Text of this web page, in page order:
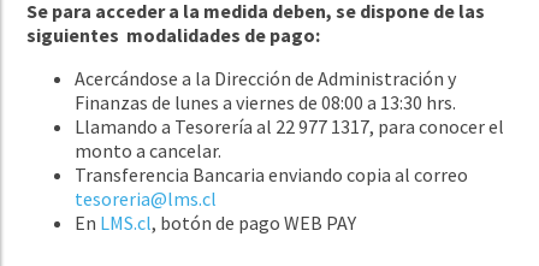
Se para acceder a la medida deben, se dispone de las
siguientes modalidades de pago:
Acercándose a la Dirección de Administración y
Finanzas de lunes a viernes de 08:00 a 13:30 hrs.
Llamando a Tesorería al 22 977 1317, para conocer el
monto a cancelar.
Transferencia Bancaria enviando copia al correo
tesoreria@lms.cl
En LMS.cl, botón de pago WEB PAY